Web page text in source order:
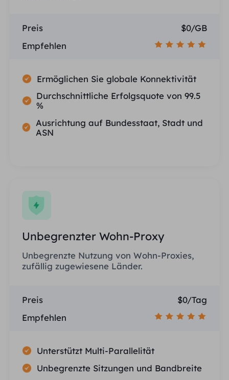
Preis
$0/GB
Empfehlen
Ermöglichen Sie globale Konnektivität
Durchschnittliche Erfolgsquote von 99.5
%
Ausrichtung auf Bundesstaat, Stadt und
ASN
Unbegrenzter Wohn-Proxy
Unbegrenzte Nutzung von Wohn-Proxies,
zufällig zugewiesene Länder.
Preis
$0/Tag
Empfehlen
Unterstützt Multi-Parallelität
Unbegrenzte Sitzungen und Bandbreite